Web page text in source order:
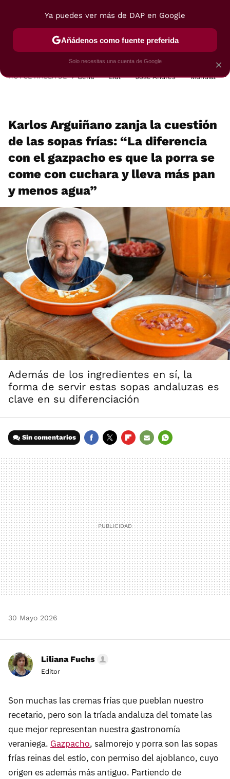
POSTRES VIAJES SELECCIÓN VEGUI
HOY SE HABLA DE Cena Lidl José Andrés Mundial
Karlos Arguiñano zanja la cuestión
de las sopas frías: “La diferencia
con el gazpacho es que la porra se
come con cuchara y lleva más pan
y menos agua”
Además de los ingredientes en sí, la
forma de servir estas sopas andaluzas es
clave en su diferenciación
Sin comentarios
MAIL
30 Mayo 2026
Liliana Fuchs
Editor
Son muchas las cremas frías que pueblan nuestro
recetario, pero son la tríada andaluza del tomate las
que mejor representan nuestra gastronomía
veraniega. Gazpacho, salmorejo y porra son las sopas
frías reinas del estío, con permiso del ajoblanco, cuyo
origen es además más antiguo. Partiendo de
×
Ya puedes ver más de DAP en Google
Añádenos como fuente preferida
Solo necesitas una cuenta de Google